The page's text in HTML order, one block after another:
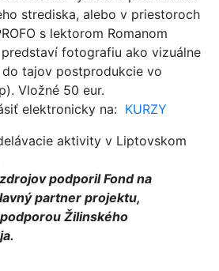
strediska, alebo v priestoroch
s lektorom Romanom
fotografiu ako vizuálne
do tajov postprodukcie vo
Vložné 50 eur.
elektronicky na: KURZY
aktivity v Liptovskom
podporil Fond na
partner projektu,
Žilinského